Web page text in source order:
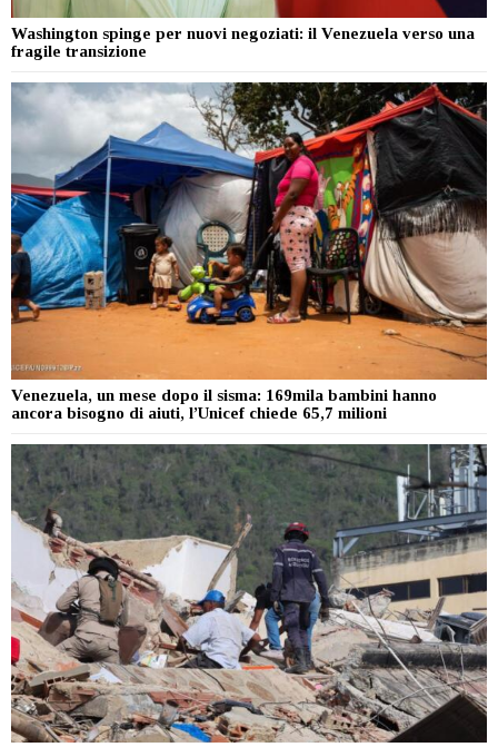
Washington spinge per nuovi negoziati: il Venezuela verso una
fragile transizione
Venezuela, un mese dopo il sisma: 169mila bambini hanno
ancora bisogno di aiuti, l’Unicef chiede 65,7 milioni